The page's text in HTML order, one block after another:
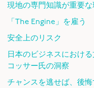
現地の専門知識が重要な
「The Engine」を雇う
安全上のリスク
日本のビジネスにおけ
コッサー氏の洞察
チャンスを逃せば、後悔